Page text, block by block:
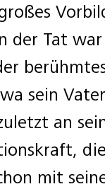
der Tat
sein
an
mit